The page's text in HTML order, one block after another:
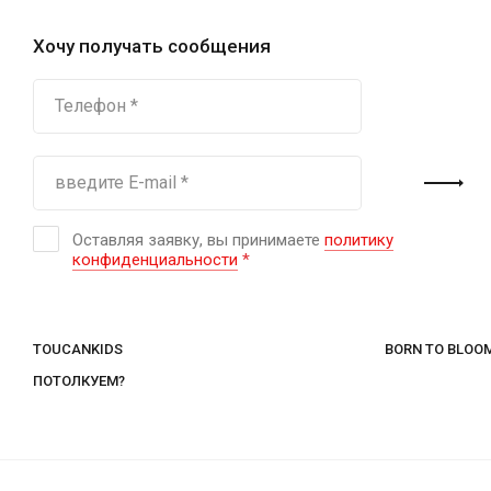
Хочу получать сообщения
Оставляя заявку, вы принимаете политику
конфиденциальности *
TOUCANKIDS
BORN TO
ПОТОЛКУЕМ?